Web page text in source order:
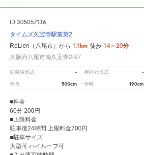
ID:305057136
タイムズ久宝寺駅前第2
ReLien（八尾市）から 1.1km 徒歩 14～20分
大阪府八尾市南久宝寺2-97
駐車場形式 - 屋内外形式 -
全長 500cm 全幅 190cm
■料金
60分 200円
■上限料金
駐車後24時間 上限料金700円
■駐車サイズ
大型可 ハイルーフ可